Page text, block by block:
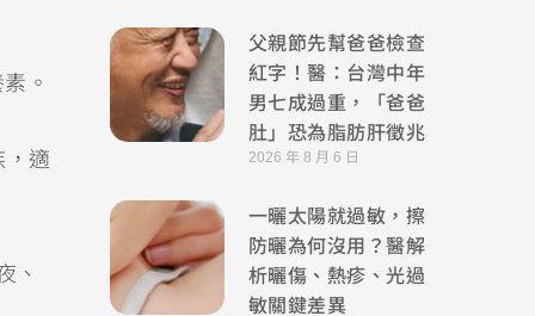
。
，適
、
父親節先幫爸爸檢查
紅字！醫：台灣中年
男七成過重，「爸爸
肚」恐為脂肪肝徵兆
2026 年 8 月 6 日
一曬太陽就過敏，擦
防曬為何沒用？醫解
析曬傷、熱疹、光過
敏關鍵差異